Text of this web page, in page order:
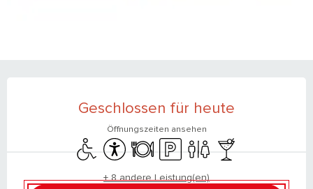
Geschlossen für heute
Öffnungszeiten ansehen
Zugang für Behinderte
Zugänglichkeit
Restaurant
ParkplatzToilettenBar / Getränkestand
+ 8 andere Leistung(en)